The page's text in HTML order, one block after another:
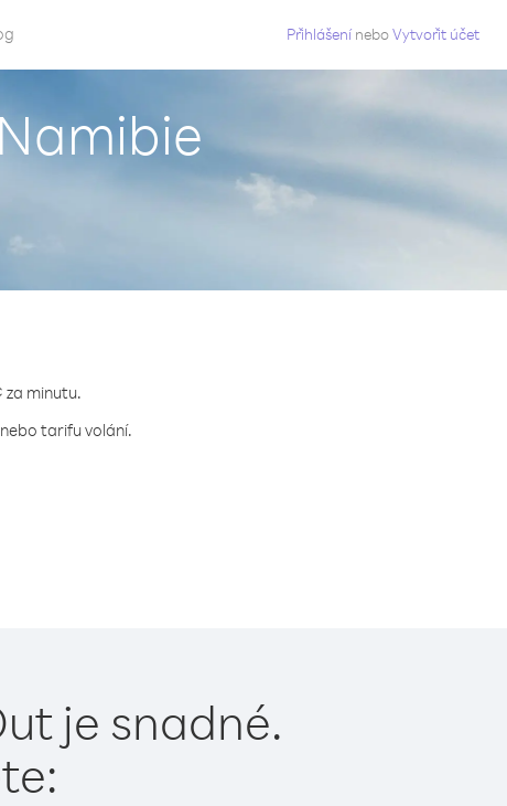
Přihlášení neboVytvořit účet
za minutu.
tarifu volání.
je snadné.